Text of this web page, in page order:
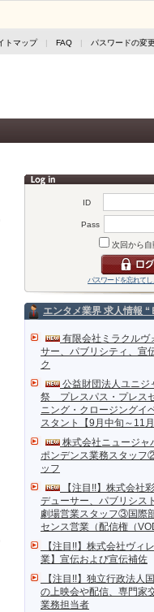
トマップ| FAQ | パスワードの変
ID
Pass
次回から自
パスワードを忘れて
エンタメ業界 求人情報 “
有限会社ミラクルヴ
サー、パブリシティ、宣
ク
公益財団法人ユニジ
祭 プレスパス・プレス
ニング・クロージングイ
スタント【9月中旬～11月
株式会社ニュージ
ポンデンス業務スタッフ
ッフ
【注目!!】株式会社
デューサー、パブリシス
劇場営業スタッフ③国際
センス営業（配信権（
【注目!!】株式会社ヴィ
業】宣伝および宣伝補佐
【注目!!】独立行政法人
の上映会や配信、専門家
業務担当者